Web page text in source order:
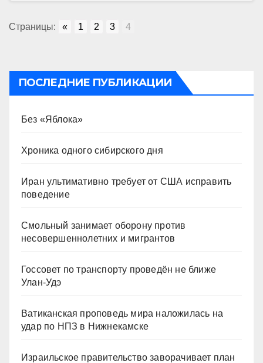
Страницы: « 1 2 3 4
ПОСЛЕДНИЕ ПУБЛИКАЦИИ
Без «Яблока»
Хроника одного сибирского дня
Иран ультимативно требует от США исправить
поведение
Смольный занимает оборону против
несовершеннолетних и мигрантов
Госсовет по транспорту проведён не ближе
Улан-Удэ
Ватиканская проповедь мира наложилась на
удар по НПЗ в Нижнекамске
Израильское правительство заворачивает план